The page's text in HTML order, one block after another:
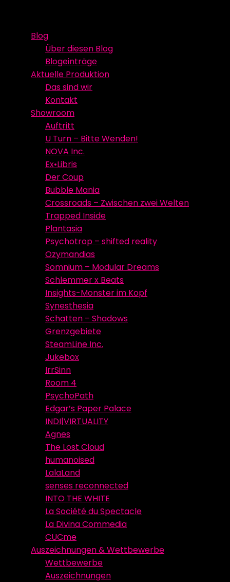
contentBlog
Über diesen Blog
Blogeinträge
Aktuelle Produktion
Das sind wir
Kontakt
Showroom
Auftritt
U Turn – Bitte Wenden!
NOVA Inc.
Ex•Libris
Der Coup
Bubble Mania
Crossroads – Zwischen zwei Welten
Trapped Inside
Plantasia
Psychotrop – shifted reality
Ozymandias
Somnium – Modular Dreams
Schlemmer x Beats
Insights-Monster im Kopf
Synesthesia
Schatten – Shadows
Grenzgebiete
SteamLine Inc.
Jukebox
IrrSinn
Room 4
PsychoPath
Edgar’s Paper Palace
INDI|VIRTUALITY
Agnes
The Lost Cloud
humanoised
LalaLand
senses reconnected
INTO THE WHITE
La Société du Spectacle
La Divina Commedia
CUCme
Auszeichnungen & Wettbewerbe
Wettbewerbe
Auszeichnungen